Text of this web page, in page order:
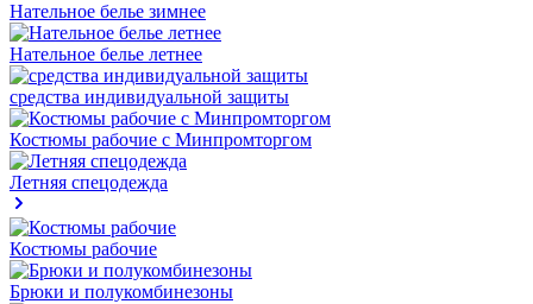
Нательное белье зимнее
Нательное белье летнее
средства индивидуальной защиты
Костюмы рабочие с Минпромторгом
Летняя спецодежда
Костюмы рабочие
Брюки и полукомбинезоны